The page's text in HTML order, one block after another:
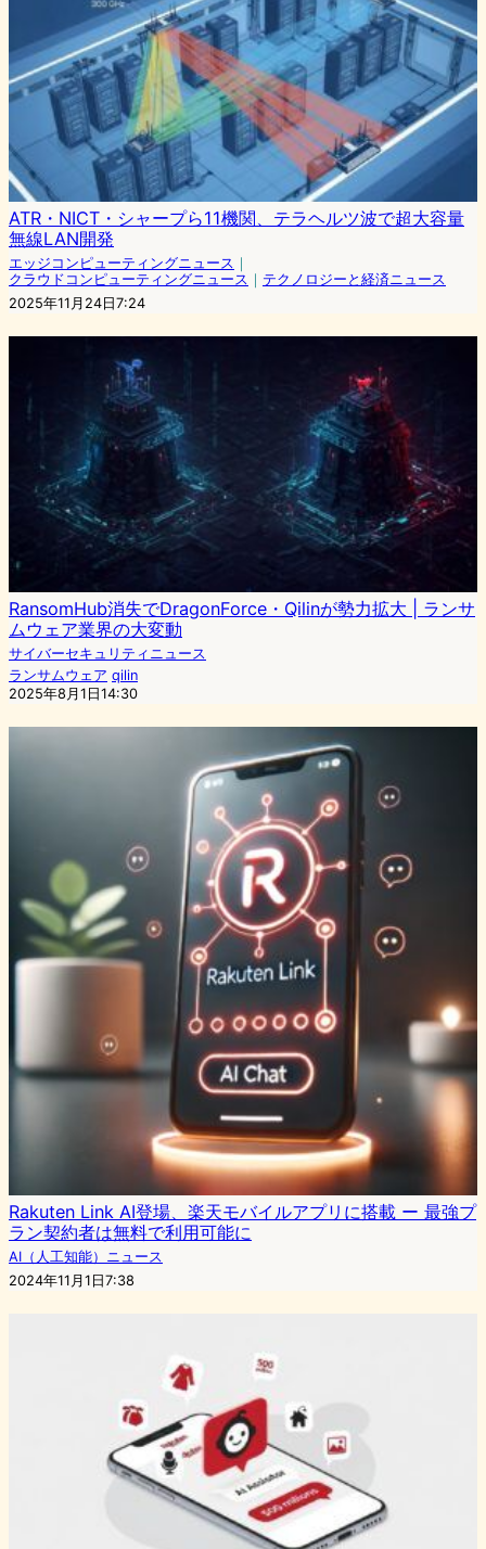
ATR・NICT・シャープら11機関、テラヘルツ波で超大容量
無線LAN開発
エッジコンピューティングニュース ｜
クラウドコンピューティングニュース ｜ テクノロジーと経済ニュース
2025年11月24日7:24
RansomHub消失でDragonForce・Qilinが勢力拡大 | ランサ
ムウェア業界の大変動
サイバーセキュリティニュース
ランサムウェア qilin
2025年8月1日14:30
Rakuten Link AI登場、楽天モバイルアプリに搭載 ー 最強プ
ラン契約者は無料で利用可能に
AI（人工知能）ニュース
2024年11月1日7:38